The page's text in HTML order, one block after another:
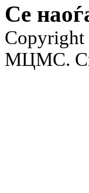
Се
Copyright
МЦМС.